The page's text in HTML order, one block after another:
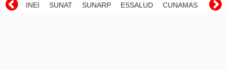
INEI SUNAT SUNARP ESSALUD CUNAMAS